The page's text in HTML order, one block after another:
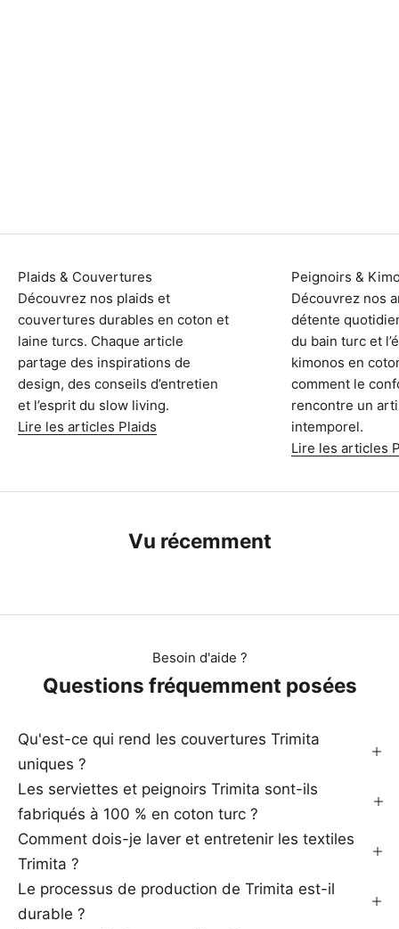
Plaids & Couvertures
Découvrez nos plaids et
couvertures durables en coton et
laine turcs. Chaque article
partage des inspirations de
design, des conseils d’entretien
et l’esprit du slow living.
Lire les articles Plaids
Peignoirs &
Découvrez nos
détente
du bain turc et
kimonos en
comment le
rencontre un
intemporel.
Lire les articles
Vu récemment
Besoin d'aide ?
Questions fréquemment posées
Qu'est-ce qui rend les couvertures Trimita
uniques ?
Les serviettes et peignoirs Trimita sont-ils
fabriqués à 100 % en coton turc ?
Comment dois-je laver et entretenir les textiles
Trimita ?
Le processus de production de Trimita est-il
durable ?